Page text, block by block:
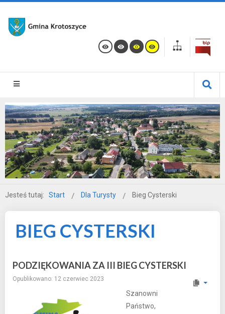
Jesteś tutaj: Start Dla Turysty Bieg Cysterski
BIEG CYSTERSKI
PODZIĘKOWANIA ZA III BIEG CYSTERSKI
Opublikowano: 12 czerwiec 2023
Szanowni
Państwo,